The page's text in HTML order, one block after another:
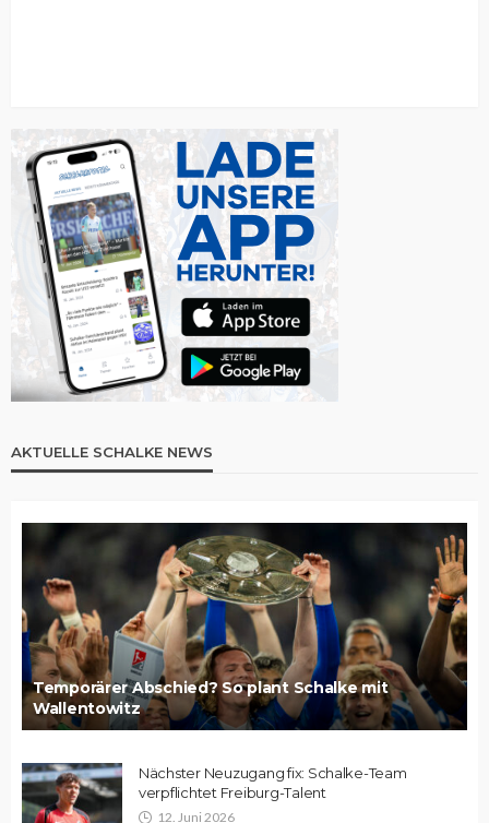
AKTUELLE SCHALKE NEWS
Temporärer Abschied? So plant Schalke mit
Wallentowitz
Nächster Neuzugang fix: Schalke-Team
verpflichtet Freiburg-Talent
12. Juni 2026